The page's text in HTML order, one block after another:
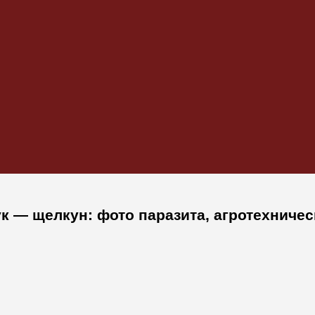
щелкун: фото паразита,